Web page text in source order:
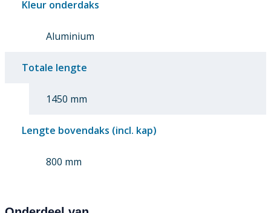
Kleur onderdaks
Aluminium
Totale lengte
1450 mm
Lengte bovendaks (incl. kap)
800 mm